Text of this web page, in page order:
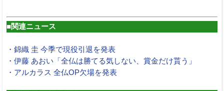
■関連ニュース
・錦織 圭 今季で現役引退を発表
・伊藤 あおい「全仏は勝てる気しない、賞金だけ貰う」
・アルカラス 全仏OP欠場を発表